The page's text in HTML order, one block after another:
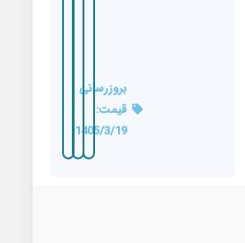
بروزرسانی
قیمت:
1405/3/19